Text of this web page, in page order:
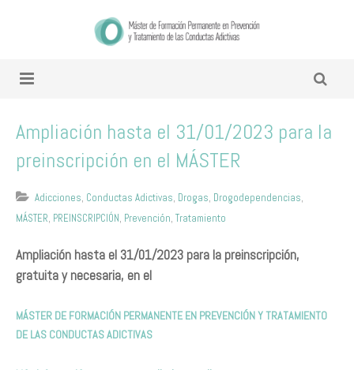
Ampliación hasta el 31/01/2023 para la
preinscripción en el MÁSTER
Adicciones, Conductas Adictivas, Drogas, Drogodependencias,
MÁSTER, PREINSCRIPCIÓN, Prevención, Tratamiento
Ampliación hasta el 31/01/2023 para la preinscripción,
gratuita y necesaria, en el
MÁSTER DE FORMACIÓN PERMANENTE EN PREVENCIÓN Y TRATAMIENTO
DE LAS CONDUCTAS ADICTIVAS